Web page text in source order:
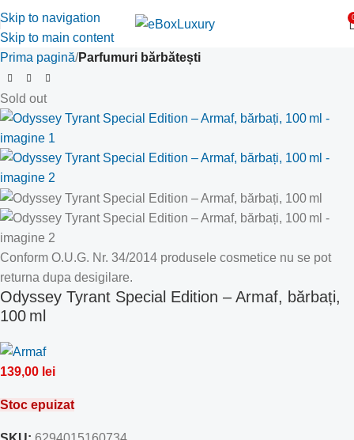
Skip to navigation
Skip to main content
Prima pagină Parfumuri bărbătești
Sold out
Conform O.U.G. Nr. 34/2014 produsele cosmetice nu se pot
returna dupa desigilare.
Odyssey Tyrant Special Edition – Armaf, bărbați,
100 ml
139,00 lei
Stoc epuizat